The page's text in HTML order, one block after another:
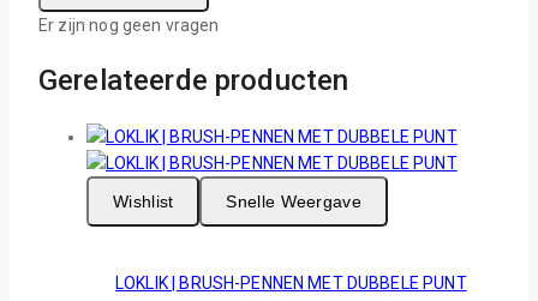
Er zijn nog geen vragen
Gerelateerde producten
Wishlist Snelle Weergave
LOKLIK | BRUSH-PENNEN MET DUBBELE PUNT